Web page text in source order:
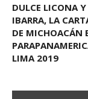
DULCE LICONA
IBARRA, LA
DE MICHOACÁN
LIMA 2019